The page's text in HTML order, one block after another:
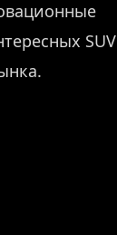
SUV